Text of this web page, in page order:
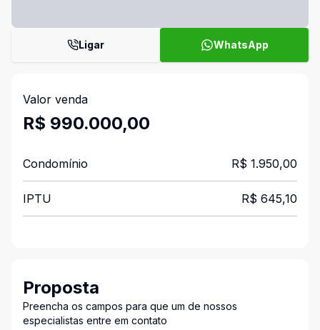
Ligar WhatsApp
Valor venda
R$ 990.000,00
Condomínio R$ 1.950,00
IPTU R$ 645,10
Proposta
Preencha os campos para que um de nossos
especialistas entre em contato